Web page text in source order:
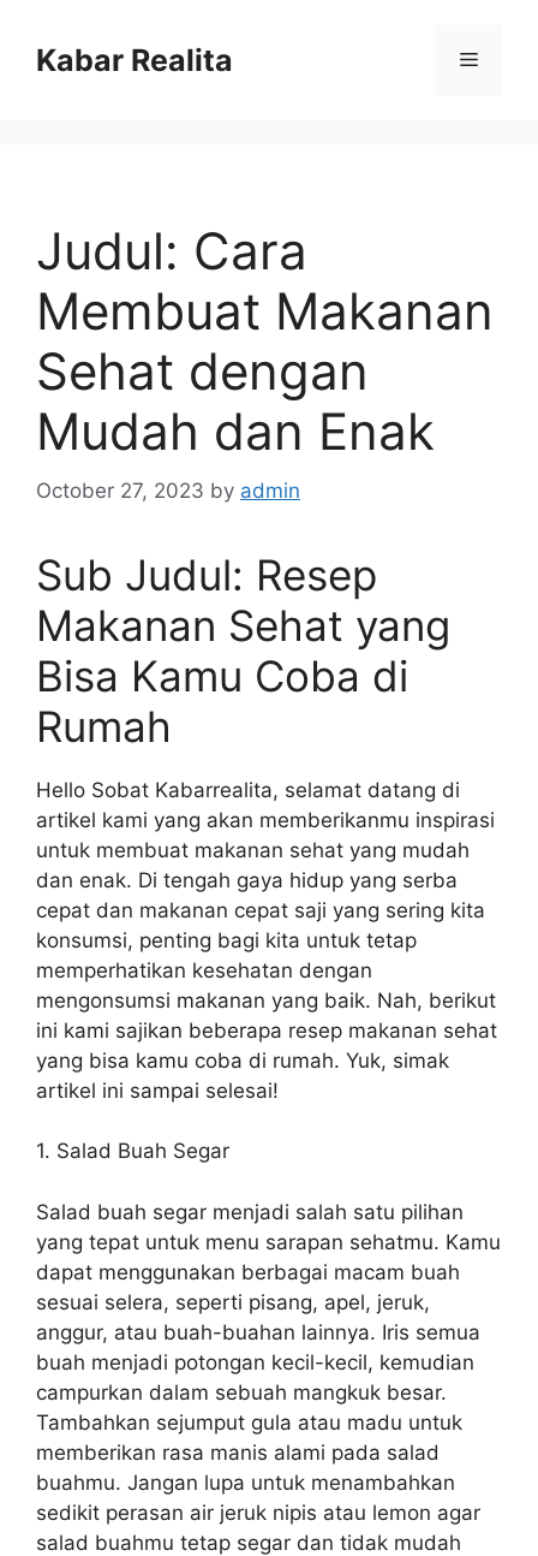
contentKabar Realita Menu
Judul: Cara
Membuat Makanan
Sehat dengan
Mudah dan Enak
October 27, 2023 by admin
Sub Judul: Resep
Makanan Sehat yang
Bisa Kamu Coba di
Rumah
Hello Sobat Kabarrealita, selamat datang di
artikel kami yang akan memberikanmu inspirasi
untuk membuat makanan sehat yang mudah
dan enak. Di tengah gaya hidup yang serba
cepat dan makanan cepat saji yang sering kita
konsumsi, penting bagi kita untuk tetap
memperhatikan kesehatan dengan
mengonsumsi makanan yang baik. Nah, berikut
ini kami sajikan beberapa resep makanan sehat
yang bisa kamu coba di rumah. Yuk, simak
artikel ini sampai selesai!
1. Salad Buah Segar
Salad buah segar menjadi salah satu pilihan
yang tepat untuk menu sarapan sehatmu. Kamu
dapat menggunakan berbagai macam buah
sesuai selera, seperti pisang, apel, jeruk,
anggur, atau buah-buahan lainnya. Iris semua
buah menjadi potongan kecil-kecil, kemudian
campurkan dalam sebuah mangkuk besar.
Tambahkan sejumput gula atau madu untuk
memberikan rasa manis alami pada salad
buahmu. Jangan lupa untuk menambahkan
sedikit perasan air jeruk nipis atau lemon agar
salad buahmu tetap segar dan tidak mudah